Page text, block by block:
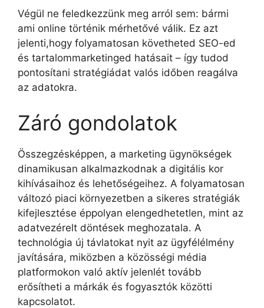
Végül ne feledkezzünk meg arról sem: bármi
ami online történik mérhetővé válik. Ez azt
jelenti,hogy folyamatosan követheted SEO-ed
és tartalommarketinged hatásait – így tudod
pontosítani stratégiádat valós időben reagálva
az adatokra.
Záró gondolatok
Összegzésképpen, a marketing ügynökségek
dinamikusan alkalmazkodnak a digitális kor
kihívásaihoz és lehetőségeihez. A folyamatosan
változó piaci környezetben a sikeres stratégiák
kifejlesztése éppolyan elengedhetetlen, mint az
adatvezérelt döntések meghozatala. A
technológia új távlatokat nyit az ügyfélélmény
javítására, miközben a közösségi média
platformokon való aktív jelenlét tovább
erősítheti a márkák és fogyasztók közötti
kapcsolatot.